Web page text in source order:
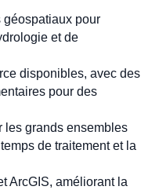
pour
et de
disponibles, avec des
pour des
les grands ensembles
de traitement et la
ArcGIS, améliorant la